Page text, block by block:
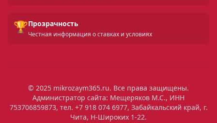
🏆Прозрачность
Честная информация о ставках и условиях
© 2025 mikrozaym365.ru. Все права защищены.
Администратор сайта: Мещеряков М.С., ИНН
753706859873, тел. +7 918 074 6977, Забайкальский край, г.
Чита, Н-Широких 1-22.